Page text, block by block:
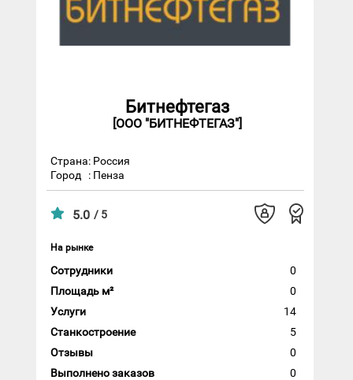
Битнефтегаз
[ООО "БИТНЕФТЕГАЗ"]
Страна: Россия
Город
: Пенза
5.0 / 5
На рынке
Сотрудники
0
Площадь м²
0
Услуги
14
Станкостроение
5
Отзывы
0
Выполнено заказов
0